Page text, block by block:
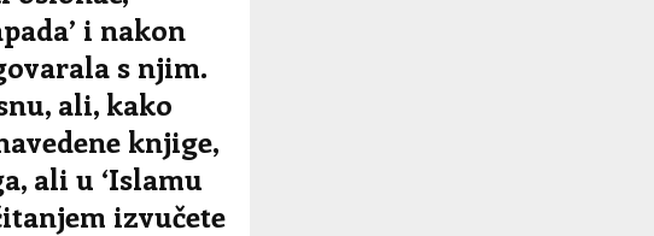
i nakon
s njim.
ali, kako
knjige,
ali u ‘Islamu
izvučete